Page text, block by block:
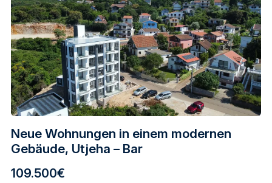
Neue Wohnungen in einem modernen
Gebäude, Utjeha – Bar
109.500€